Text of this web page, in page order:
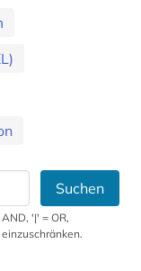
Suchen
'|' = OR,